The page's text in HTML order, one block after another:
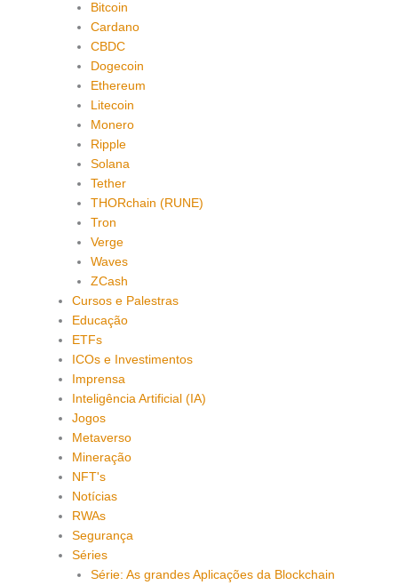
Bitcoin
Cardano
CBDC
Dogecoin
Ethereum
Litecoin
Monero
Ripple
Solana
Tether
THORchain (RUNE)
Tron
Verge
Waves
ZCash
Cursos e Palestras
Educação
ETFs
ICOs e Investimentos
Imprensa
Inteligência Artificial (IA)
Jogos
Metaverso
Mineração
NFT's
Notícias
RWAs
Segurança
Séries
Série: As grandes Aplicações da Blockchain